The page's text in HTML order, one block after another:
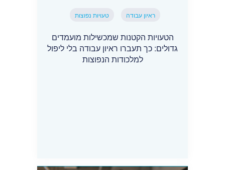
ראיון עבודה טעויות נפוצות
הטעויות הקטנות שמכשילות מועמדים
גדולים: כך תעברו ראיון עבודה בלי ליפול
למלכודות הנפוצות